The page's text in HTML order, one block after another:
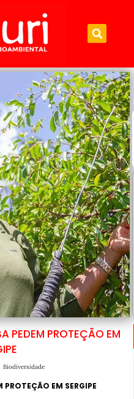
PEDEM PROTEÇÃO EM
Biodiversidade
EM SERGIPE